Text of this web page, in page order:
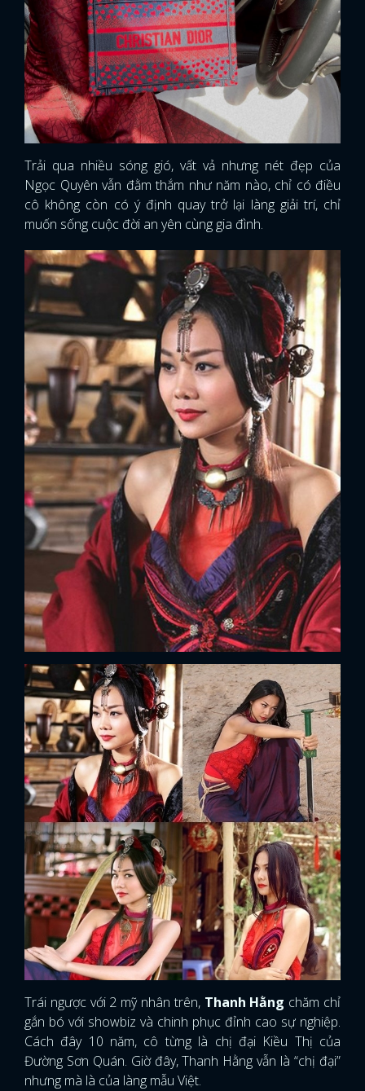
Trải qua nhiều sóng gió, vất vả nhưng nét đẹp của
Ngọc Quyên vẫn đằm thắm như năm nào, chỉ có điều
cô không còn có ý định quay trở lại làng giải trí, chỉ
muốn sống cuộc đời an yên cùng gia đình.
Trái ngược với 2 mỹ nhân trên, Thanh Hằng chăm chỉ
gắn bó với showbiz và chinh phục đỉnh cao sự nghiệp.
Cách đây 10 năm, cô từng là chị đại Kiều Thị của
Đường Sơn Quán. Giờ đây, Thanh Hằng vẫn là “chị đại”
nhưng mà là của làng mẫu Việt.